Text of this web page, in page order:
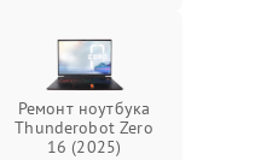
Ремонт ноутбука
Thunderobot Zero
16 (2025)